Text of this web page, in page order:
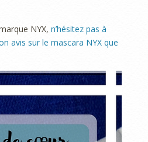
NYX, n’hésitez pas à
avis sur le mascara NYX que